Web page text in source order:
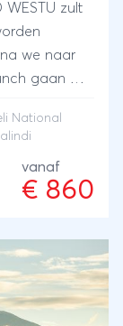
WESTU zult
we naar
gaan we
te spotten
en de bijna
een
hattonsDAG
AMBOSELI
National
vanaf
€ 860